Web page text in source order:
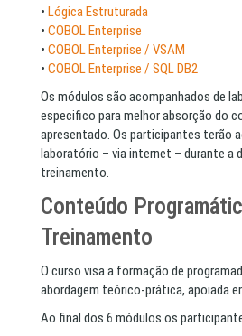
• Lógica Estruturada
• COBOL Enterprise
• COBOL Enterprise / VSAM
• COBOL Enterprise / SQL DB2
Os módulos são acompanhados de
especifico para melhor absorção do
apresentado. Os participantes terão
laboratório – via internet – durante a
treinamento.
Conteúdo
Treinamento
O curso visa a formação de
abordagem teórico-prática, apoiada
Ao final dos 6 módulos os